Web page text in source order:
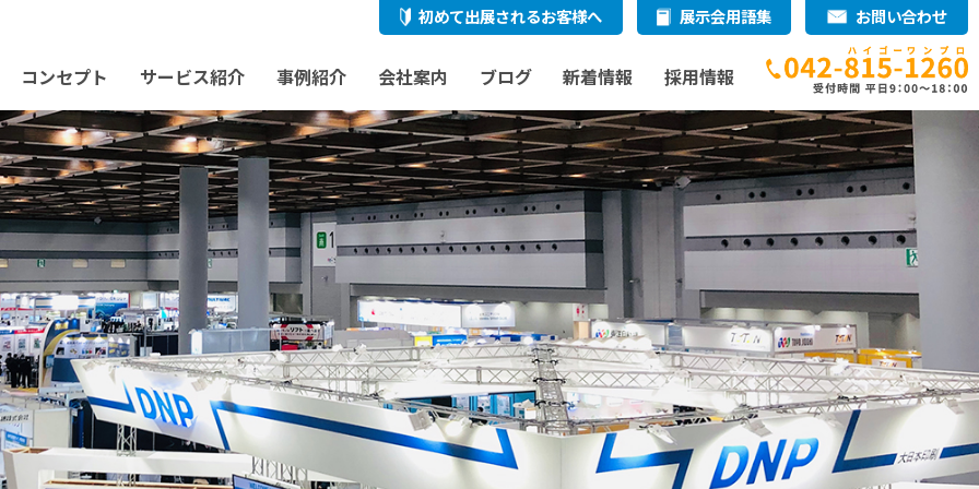
初めて出展されるお客様へ 展示会用語集 お問い合わせ
コンセプト サービス紹介 事例紹介 会社案内 ブログ 新着情報 採用情報